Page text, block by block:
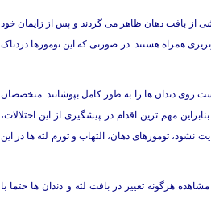
رشد بخشی از بافت دهان ظاهر می گردند و پس از زایمان خود
همراه هستند. در صورتی که این تومورها دردناک
روی دندان ها را به طور کامل بپوشانند. متخصصان
مهم ترین اقدام در پیشگیری از این اختلالات،
تومورهای دهان، التهاب و تورم لثه ها در این
کرده و در صورت مشاهده هرگونه تغییر در بافت لثه و دندان ها حتما با